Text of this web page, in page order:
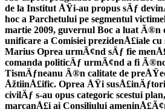
de la Institut ÅŸi-au propus sÄƒ
hoc a Parchetului pe segmentul
martie 2009, guvernul Boc a luat Ã®n
unificare a Comisiei prezidenÅ£iale
Marius Oprea urmÃ¢nd sÄƒ fie
comanda politicÄƒ urmÃ¢nd a fi
TismÄƒneanu Ã®n calitate de
ÅžtiinÅ£ific. Oprea ÅŸi
civilÄƒ s-au opus categoric scestui
marcanÅ£i ai Consiliului